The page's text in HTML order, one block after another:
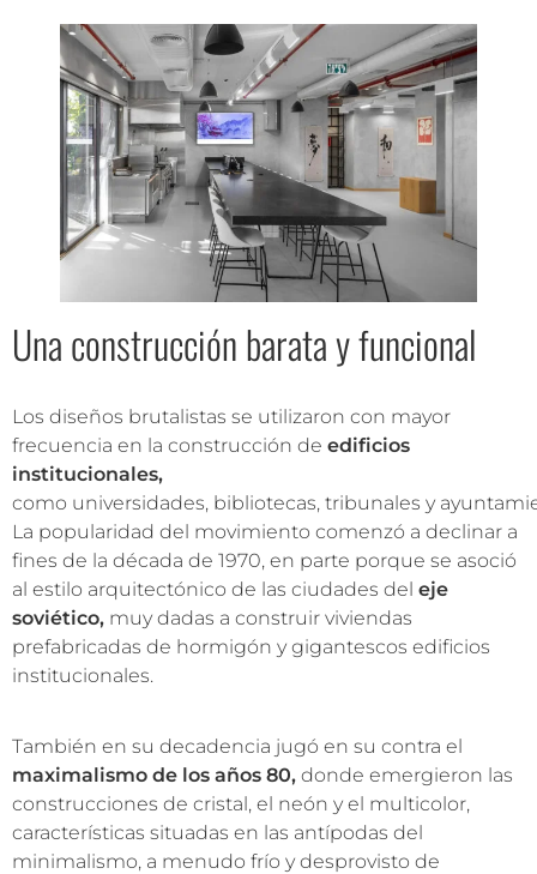
Una construcción barata y funcional
Los diseños brutalistas se utilizaron con mayor
frecuencia en la construcción de edificios
institucionales,
como universidades, bibliotecas, tribunales y
La popularidad del movimiento comenzó a declinar a
fines de la década de 1970, en parte porque se asoció
al estilo arquitectónico de las ciudades del eje
soviético, muy dadas a construir viviendas
prefabricadas de hormigón y gigantescos edificios
institucionales.
También en su decadencia jugó en su contra el
maximalismo de los años 80, donde emergieron las
construcciones de cristal, el neón y el multicolor,
características situadas en las antípodas del
minimalismo, a menudo frío y desprovisto de